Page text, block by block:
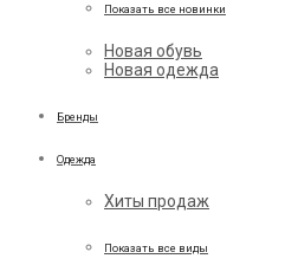
Показать все новинки
Новая обувь
Новая одежда
Бренды
Одежда
Хиты продаж
Показать все виды